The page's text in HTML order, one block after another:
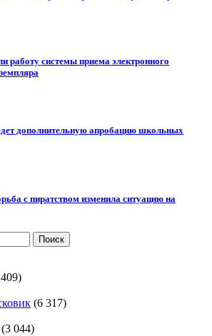
работу системы приема электронного
дополнительную апробацию школьных
с пиратством изменила ситуацию на
(6 317)
(3 044)